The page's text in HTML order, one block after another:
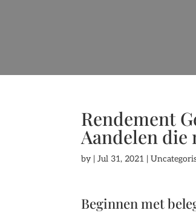
Rendement
Aandelen
by |Jul 31, 2021 |
Beginnen met